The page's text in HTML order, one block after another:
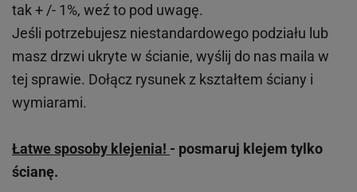
tak + /- 1%, weź to pod uwagę.
Jeśli potrzebujesz niestandardowego podziału lub
masz drzwi ukryte w ścianie, wyślij do nas maila w
tej sprawie. Dołącz rysunek z kształtem ściany i
wymiarami.
Łatwe sposoby klejenia! - posmaruj klejem tylko
ścianę.